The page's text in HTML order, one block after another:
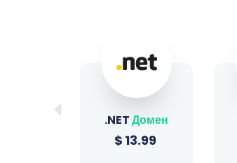
.ORGДомен
$ 8.99